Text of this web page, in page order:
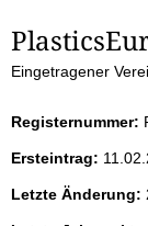
S
e
i
t
Eingetragener
Registernummer:
Ersteintrag:
Letzte Änderung: